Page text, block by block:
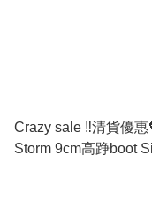
Crazy sale ‼️清貨優
Storm 9cm高踭boot Size